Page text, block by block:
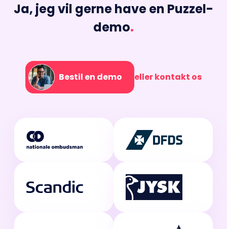
Ja, jeg vil gerne have en Puzzel-
demo.
Bestil en demo eller kontakt os